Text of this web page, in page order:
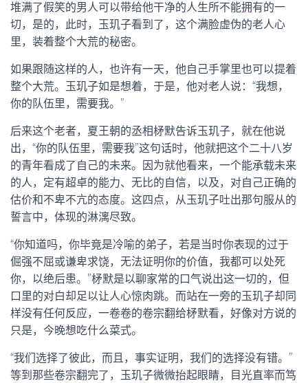
堆满了假笑的男人可以带给他干净的人生所不能拥有的一
切，是的，此时，玉玑子看到了，这个满脸虚伪的老人心
里，装着整个大荒的秘密。
如果跟随这样的人，也许有一天，他自己手掌里也可以提着
整个大荒。玉玑子如是想着，于是，他对老人说：“我想，
你的队伍里，需要我。”
后来这个老者，夏王朝的丞相柕默告诉玉玑子，就在他说
出，“你的队伍里，需要我”这句话时，他就把这个二十八岁
的青年看成了自己的未来。因为就他看来，一个能承载未来
的人，定有超卓的能力、无比的自信，以及，对自己正确的
估价和不卑不亢的态度。这四点，从玉玑子吐出那句服从的
誓言中，体现的淋漓尽致。
“你知道吗，你毕竟是冷喻的弟子，若是当时你表现的过于
倔强不屈或谦卑求饶，无法证明你的价值，我都可以处死
你，以绝后患。”柕默是以聊家常的口气说出这一切的，但
口里的对白却足以让人心惊肉跳。而站在一旁的玉玑子却同
样没有任何反应，一卷卷的卷宗翻给柕默看，好像对方说的
只是，今晚想吃什么菜式。
“我们选择了彼此，而且，事实证明，我们的选择没有错。”
等到那些卷宗翻完了，玉玑子微微抬起眼睛，目光直率而笃